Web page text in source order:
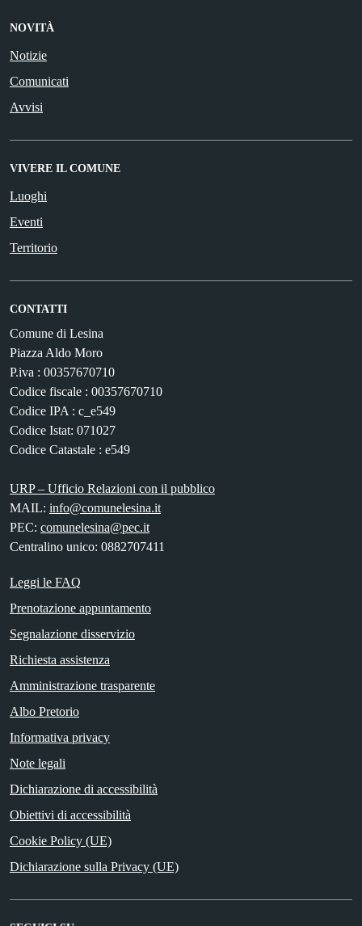
NOVITÀ
Notizie
Comunicati
Avvisi
VIVERE IL COMUNE
Luoghi
Eventi
Territorio
CONTATTI
Comune di Lesina
Piazza Aldo Moro
P.iva : 00357670710
Codice fiscale : 00357670710
Codice IPA : c_e549
Codice Istat: 071027
Codice Catastale : e549
URP – Ufficio Relazioni con il pubblico
MAIL: info@comunelesina.it
PEC: comunelesina@pec.it
Centralino unico: 0882707411
Leggi le FAQ
Prenotazione appuntamento
Segnalazione disservizio
Richiesta assistenza
Amministrazione trasparente
Albo Pretorio
Informativa privacy
Note legali
Dichiarazione di accessibilità
Obiettivi di accessibilità
Cookie Policy (UE)
Dichiarazione sulla Privacy (UE)